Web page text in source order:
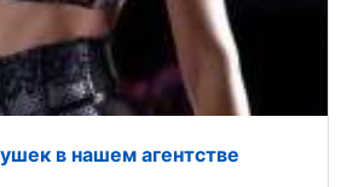
в нашем агентстве